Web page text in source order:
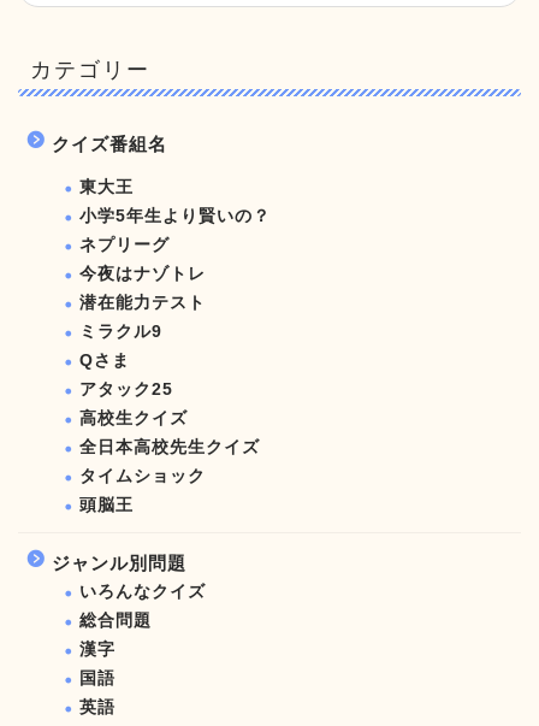
カテゴリー
クイズ番組名
東大王
小学5年生より賢いの？
ネプリーグ
今夜はナゾトレ
潜在能力テスト
ミラクル9
Qさま
アタック25
高校生クイズ
全日本高校先生クイズ
タイムショック
頭脳王
ジャンル別問題
いろんなクイズ
総合問題
漢字
国語
英語